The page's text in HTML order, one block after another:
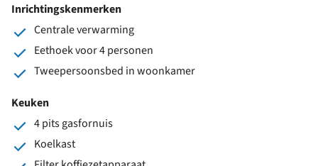
Inrichtingskenmerken
Centrale verwarming
Eethoek voor 4 personen
Tweepersoonsbed in woonkamer
Keuken
4 pits gasfornuis
Koelkast